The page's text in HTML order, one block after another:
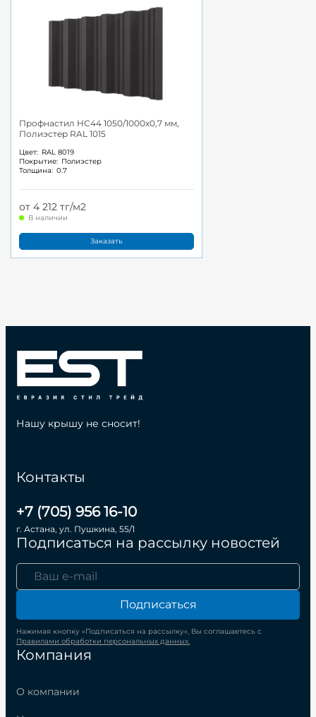
Профнастил НС44 1050/1000x0,7 мм,
Полиэстер RAL 1015
Цвет: RAL 8019
Покрытие: Полиэстер
Толщина: 0.7
от 4 212 тг/м2
В наличии
Заказать
Компания
О компании
Контакты
+7 (705) 956 16-10
г. Астана, ул. Пушкина, 55/1
Подписаться на рассылку новостей
Подписаться
Нажимая кнопку «Подписаться на рассылку», Вы соглашаетесь с
Правилами обработки персональных данных.
Нашу крышу не сносит!